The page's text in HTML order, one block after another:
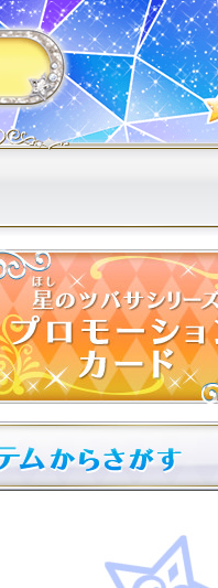
グッズ